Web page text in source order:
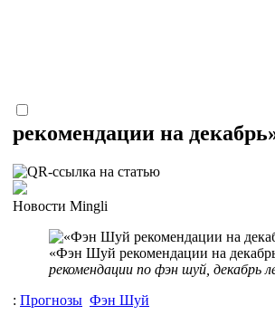
рекомендации на
Новости Mingli
«Фэн Шуй рекомендации на
рекомендации по фэн шуй, декабрь
: Прогнозы Фэн Шуй